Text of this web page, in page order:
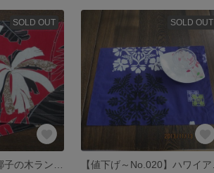
SOLD OUT SOLD OUT